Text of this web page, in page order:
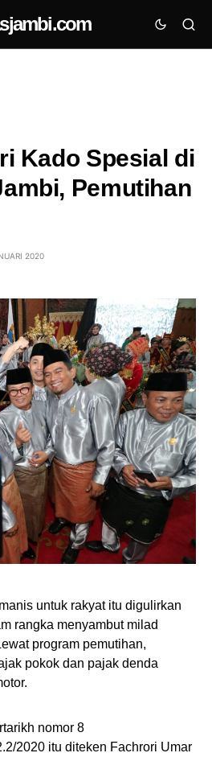
Kado Spesial di
Pemutihan
2020
untuk rakyat itu digulirkan
rangka menyambut milad
program pemutihan,
pokok dan pajak denda
nomor 8
2020 itu diteken Fachrori Umar